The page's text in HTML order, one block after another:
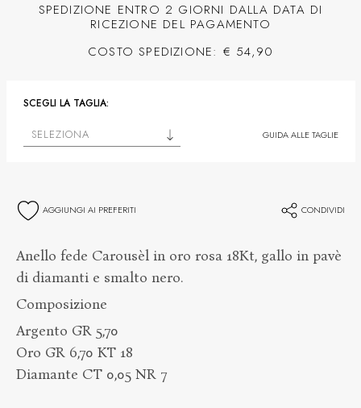
SPEDIZIONE ENTRO 2 GIORNI DALLA DATA DI
RICEZIONE DEL PAGAMENTO
COSTO SPEDIZIONE: € 54,90
SCEGLI LA TAGLIA:
SELEZIONA GUIDA ALLE TAGLIE
AGGIUNGI AI PREFERITI CONDIVIDI
Anello fede Carousèl in oro rosa 18Kt, gallo in pavè
di diamanti e smalto nero.
Composizione
Argento GR 5,70
Oro GR 6,70 KT 18
Diamante CT 0,05 NR 7